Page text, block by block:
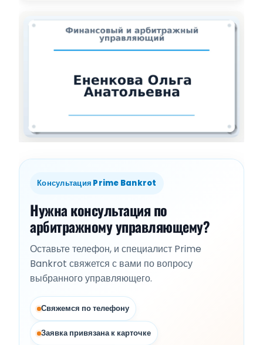
Консультация Prime Bankrot
Нужна консультация по
арбитражному управляющему?
Оставьте телефон, и специалист Prime
Bankrot свяжется с вами по вопросу
выбранного управляющего.
Свяжемся по телефону
Заявка привязана к карточке